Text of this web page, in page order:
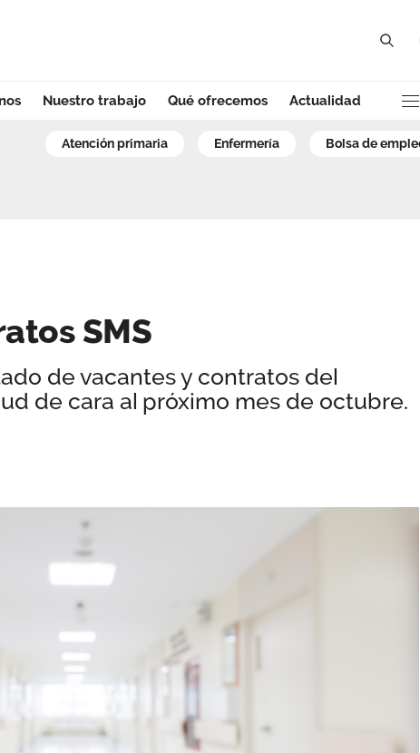
Nuestro trabajo Qué ofrecemos Actualidad
SMS - Región
atención primaria enfermería bolsa de
SMS
de vacantes y contratos del
de cara al próximo mes de octubre.